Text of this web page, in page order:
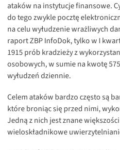
ataków na instytucje finansowe.
do tego zwykle pocztę
na celu wyłudzenie wrażliwych
raport ZBP InfoDok, tylko w I
1915 prób kradzieży z
osobowych, w sumie na kwotę
wyłudzeń dziennie.
Celem ataków bardzo często są
które broniąc się przed nimi,
Jedną z nich jest znane większości
wieloskładnikowe